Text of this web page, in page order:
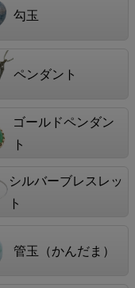
勾玉
ペンダント
ゴールドペンダン
ト
シルバーブレスレッ
ト
管玉（かんだま）